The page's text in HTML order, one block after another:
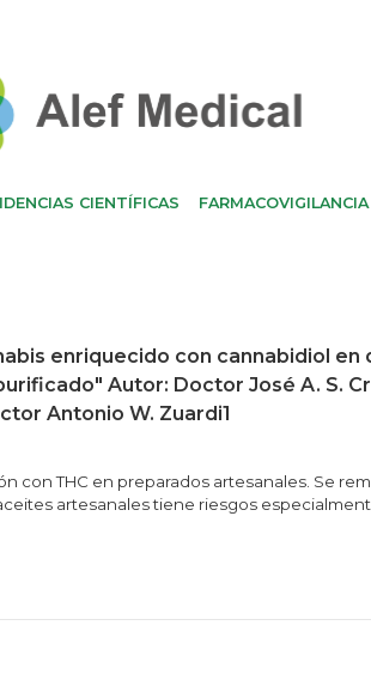
CIENTÍFICAS FARMACOVIGILANCIA
enriquecido con cannabidiol
Autor: Doctor José A. S.
Antonio W. Zuardi1
con THC en preparados artesanales. Se
artesanales tiene riesgos